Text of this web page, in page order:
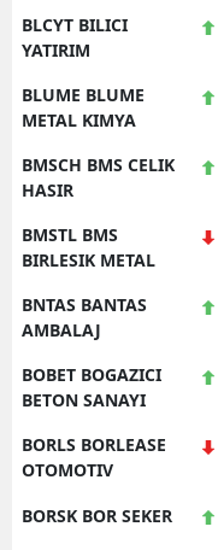
BLCYT BILICI
YATIRIM
BLUME BLUME
METAL KIMYA
BMSCH BMS CELIK
HASIR
BMSTL BMS
BIRLESIK METAL
BNTAS BANTAS
AMBALAJ
BOBET BOGAZICI
BETON SANAYI
BORLS BORLEASE
OTOMOTIV
BORSK BOR SEKER